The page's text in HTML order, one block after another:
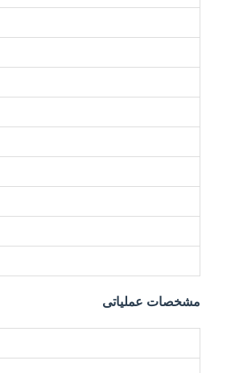
مشخصات عملیاتی